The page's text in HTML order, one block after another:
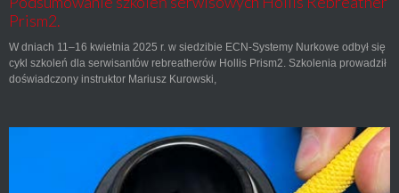
Prism2.
W dniach 11–16 kwietnia 2025 r. w siedzibie ECN-Systemy Nurkowe odbył się
cykl szkoleń dla serwisantów rebreatherów Hollis Prism2. Szkolenia prowadził
doświadczony instruktor Mariusz Kurowski,